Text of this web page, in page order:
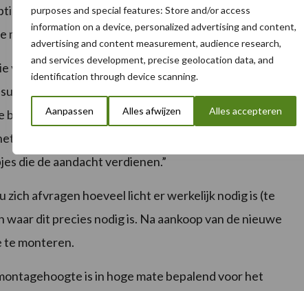
purposes and special features: Store and/or access
information on a device, personalized advertising and content,
advertising and content measurement, audience research,
and services development, precise geolocation data, and
identification through device scanning.
Aanpassen Alles afwijzen Alles accepteren
resultaat is het echter niet voldoende de
monteren.”
van breed- en verstralers, kan met een juiste
worden bereikt. De lampen moeten zo zijn
en verstralers verlichte gebieden harmonieus
licht-/zichtveld voorkomen. Dietmar Bengsch: “Om
die de aandacht verdienen.”
zich afvragen hoeveel licht er werkelijk nodig is (te
dit precies nodig is. Na aankoop van de nieuwe
te monteren.
is in hoge mate bepalend voor het